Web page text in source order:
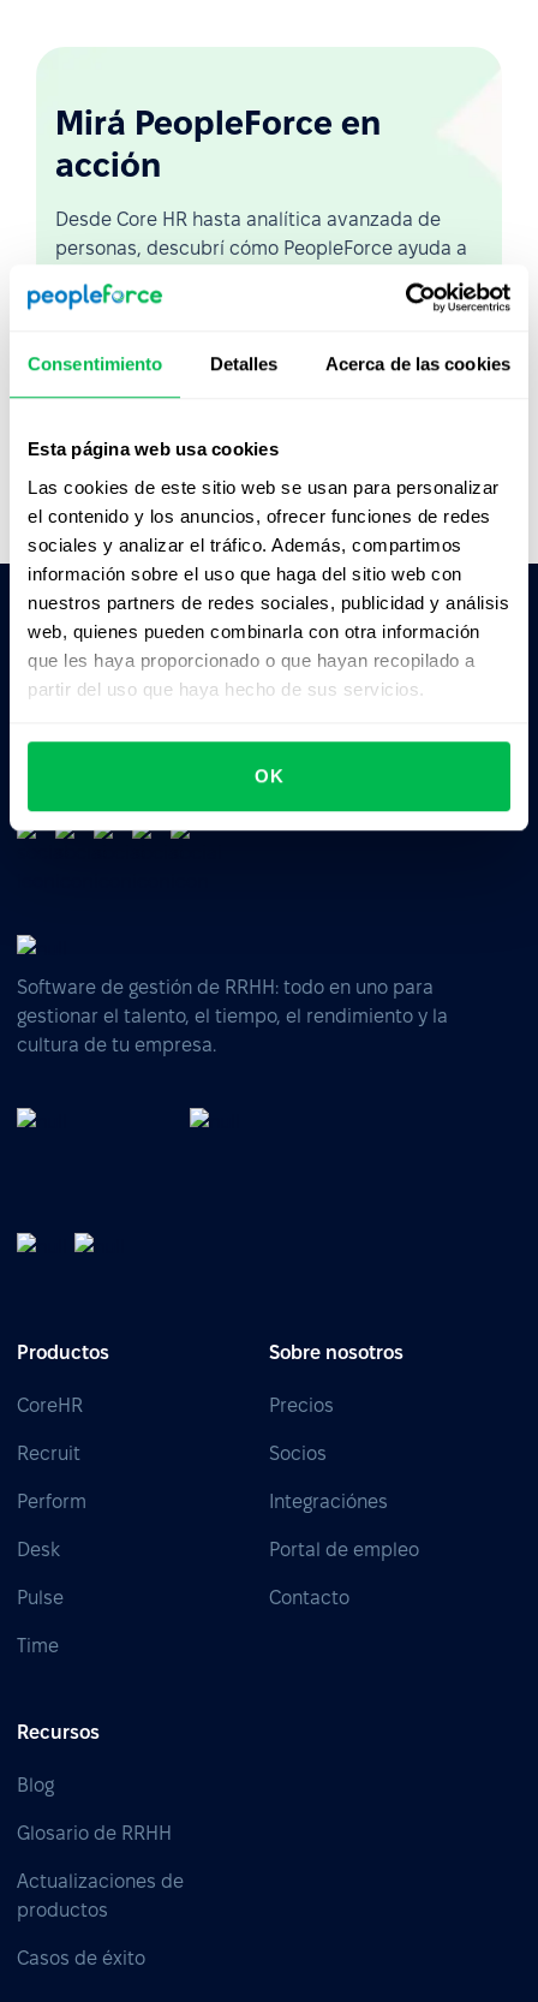
Consentimiento Detalles Acerca de las cookies
Esta página web usa cookies
Las cookies de este sitio web se usan para personalizar
el contenido y los anuncios, ofrecer funciones de redes
sociales y analizar el tráfico. Además, compartimos
información sobre el uso que haga del sitio web con
nuestros partners de redes sociales, publicidad y análisis
web, quienes pueden combinarla con otra información
que les haya proporcionado o que hayan recopilado a
partir del uso que haya hecho de sus servicios.
OK
Mirá PeopleForce en
acción
Desde Core HR hasta analítica avanzada de
personas, descubrí cómo PeopleForce ayuda a
hasta 80 horas al mes.
Ver video
Pedile a la IA un resumen de PeopleForce:
ChatGPT
Claude Perplexity
Business driven. People focused.
Software de gestión de RRHH: todo en uno para
gestionar el talento, el tiempo, el rendimiento y la
cultura de tu empresa.
Productos
CoreHR
Recruit
Perform
Desk
Pulse
Time
Sobre nosotros
Precios
Socios
Integraciónes
Portal de empleo
Contacto
Recursos
Blog
Glosario de RRHH
Actualizaciones de
productos
Casos de éxito